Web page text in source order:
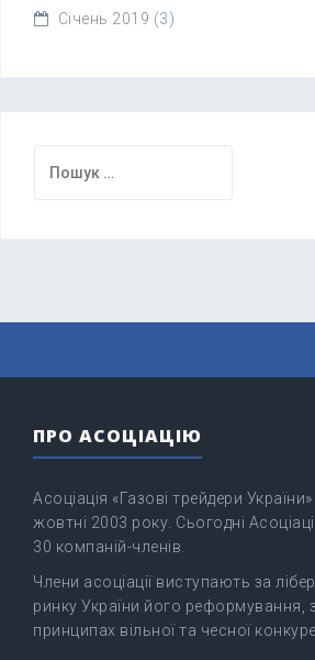
Січень 2019 (3)
ПРО АСОЦІАЦІЮ
Асоціація «Газові трейдери
жовтні 2003 року. Сьогодні
30 компаній-членів.
Члени асоціації виступають за
ринку України його реформування,
принципах вільної та чесної